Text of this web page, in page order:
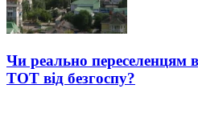
Чи реально переселенцям
ТОТ від безгоспу?